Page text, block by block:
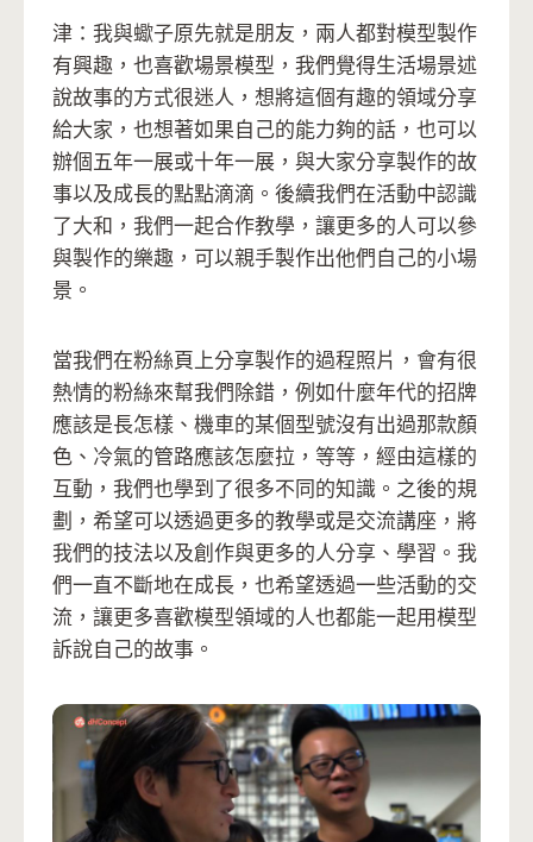
津：我與蠍子原先就是朋友，兩人都對模型製作
有興趣，也喜歡場景模型，我們覺得生活場景述
說故事的方式很迷人，想將這個有趣的領域分享
給大家，也想著如果自己的能力夠的話，也可以
辦個五年一展或十年一展，與大家分享製作的故
事以及成長的點點滴滴。後續我們在活動中認識
了大和，我們一起合作教學，讓更多的人可以參
與製作的樂趣，可以親手製作出他們自己的小場
景。
當我們在粉絲頁上分享製作的過程照片，會有很
熱情的粉絲來幫我們除錯，例如什麼年代的招牌
應該是長怎樣、機車的某個型號沒有出過那款顏
色、冷氣的管路應該怎麼拉，等等，經由這樣的
互動，我們也學到了很多不同的知識。之後的規
劃，希望可以透過更多的教學或是交流講座，將
我們的技法以及創作與更多的人分享、學習。我
們一直不斷地在成長，也希望透過一些活動的交
流，讓更多喜歡模型領域的人也都能一起用模型
訴說自己的故事。